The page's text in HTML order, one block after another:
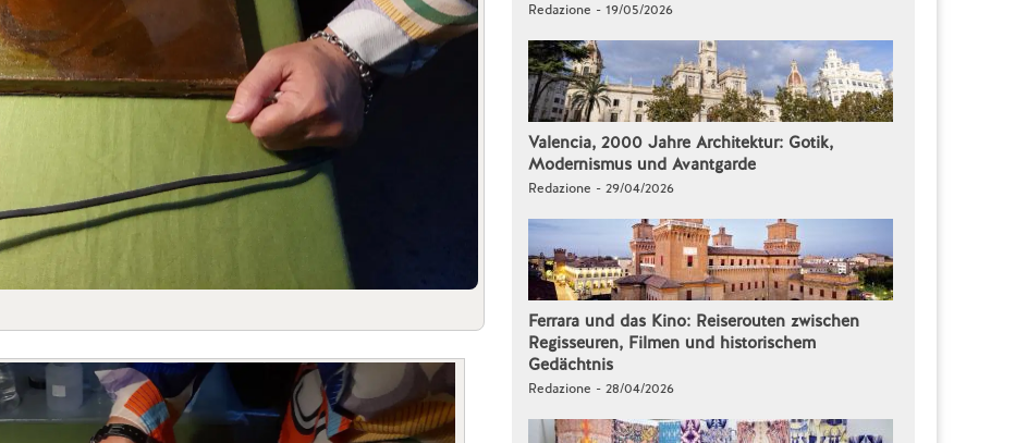
Redazione - 19/05/2026
Valencia, 2000 Jahre Architektur: Gotik,
Modernismus und Avantgarde
Redazione - 29/04/2026
Ferrara und das Kino: Reiserouten zwischen
Regisseuren, Filmen und historischem
Gedächtnis
Redazione - 28/04/2026